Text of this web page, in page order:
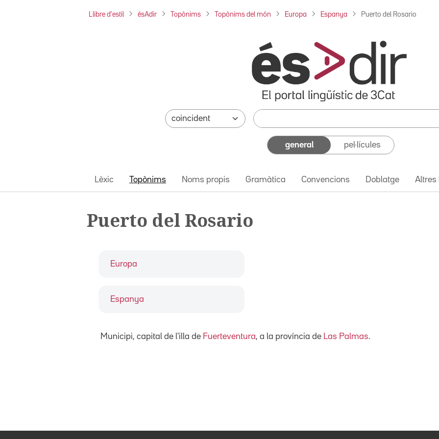
Llibre d'estil ésAdir Topònims Topònims del món Europa Espanya Puerto del Rosario
general pel·lícules
Lèxic Topònims Noms propis Gramàtica Convencions Doblatge Altres
Puerto del Rosario
Europa
Espanya
Municipi, capital de l'illa de Fuerteventura, a la província de Las Palmas.